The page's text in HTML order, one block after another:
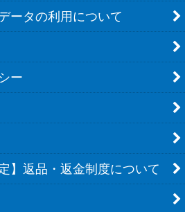
ータの利用について
ー
】返品・返金制度について